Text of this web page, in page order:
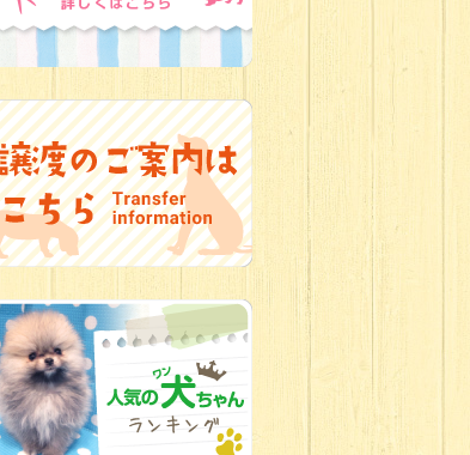
2026.07.12♡ rare color
2026.07.09加古川店：可
愛いハーフちゃん特集
2026.07.06 新入生紹介
2026.07.03ちびっこワン
コ
スタッフ
2026.06.27 新入生
2026.06.24
人懐っこすぎ
なわんちゃんず